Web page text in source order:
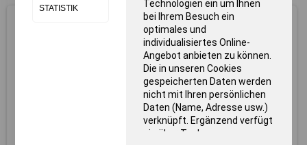
STATISTIK
Technologien ein um Ihnen
bei Ihrem Besuch ein
optimales und
individualisiertes Online-
Angebot anbieten zu können.
Die in unseren Cookies
gespeicherten Daten werden
nicht mit Ihren persönlichen
Daten (Name, Adresse usw.)
verknüpft. Ergänzend verfügt
sie über Tools von